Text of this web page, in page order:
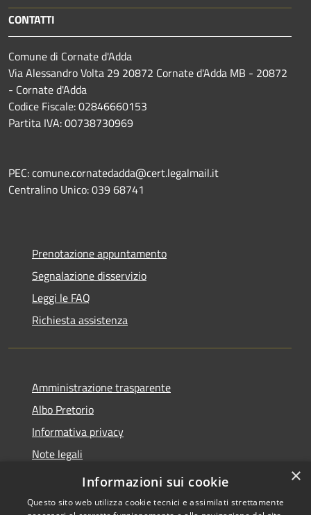
CONTATTI
Comune di Cornate d'Adda
Via Alessandro Volta 29 20872 Cornate d'Adda MB - 20872
- Cornate d'Adda
Codice Fiscale: 02846660153
Partita IVA: 00738730969
PEC: comune.cornatedadda@cert.legalmail.it
Centralino Unico: 039 68741
Prenotazione appuntamento
Segnalazione disservizio
Leggi le FAQ
Richiesta assistenza
Amministrazione trasparente
Albo Pretorio
Informativa privacy
Note legali
Dichiarazione di accessibilità
×
Informazioni sui cookie
Questo sito web utilizza cookie tecnici e assimilati strettamente